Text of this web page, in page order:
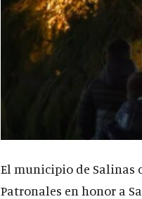
El municipio de Salinas
Patronales en honor a